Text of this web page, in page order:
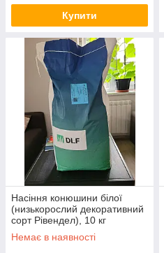
Купити
Насіння конюшини білої
(низькорослий декоративний
сорт Рівендел), 10 кг
Немає в наявності